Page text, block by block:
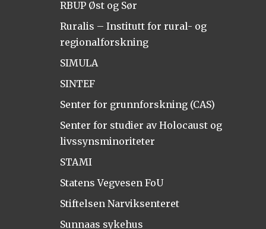
RBUP Øst og Sør
Ruralis – Institutt for rural- og
regionalforskning
SIMULA
SINTEF
Senter for grunnforskning (CAS)
Senter for studier av Holocaust og
livssynsminoriteter
STAMI
Statens Vegvesen FoU
Stiftelsen Narviksenteret
Sunnaas sykehus